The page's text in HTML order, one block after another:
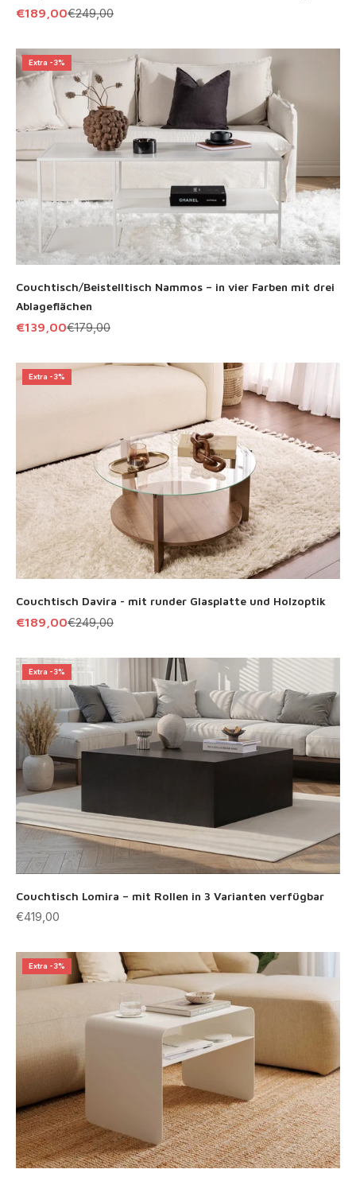
Angebot
€189,00Regulärer Preis
€249,00
Extra -3%
Couchtisch/Beistelltisch Nammos – in vier Farben mit drei
Ablageflächen
Angebot
€139,00Regulärer Preis
€179,00
Extra -3%
Couchtisch Davira - mit runder Glasplatte und Holzoptik
Angebot
€189,00Regulärer Preis
€249,00
Extra -3%
Couchtisch Lomira – mit Rollen in 3 Varianten verfügbar
Angebot
€419,00
Extra -3%